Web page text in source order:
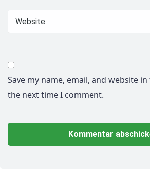
Save my name, email, and website
the next time I comment.